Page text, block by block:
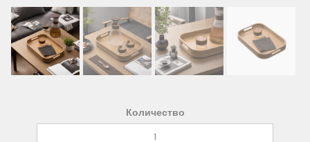
Количество